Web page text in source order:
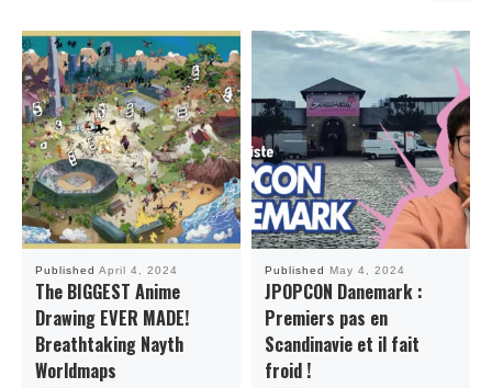
Published April 4, 2024
The BIGGEST Anime
Drawing EVER MADE!
Breathtaking Nayth
Worldmaps
Published May 4, 2024
JPOPCON Danemark :
Premiers pas en
Scandinavie et il fait
froid !